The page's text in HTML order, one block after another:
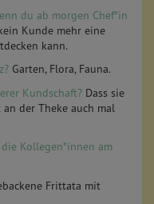
du ab morgen Chef*in
Kunde mehr eine
kann.
Garten, Flora, Fauna.
Kundschaft? Dass sie
der Theke auch mal
Kollegen*innen am
Frittata mit